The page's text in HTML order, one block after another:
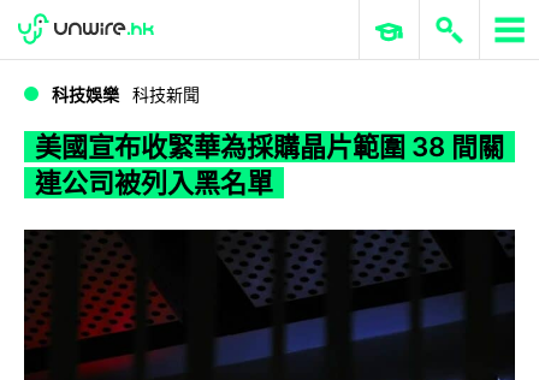
WWDC 2026 ERP 與商業 AI
科技娛樂 科技新聞
美國宣布收緊華為採購晶片範圍 38 間關
連公司被列入黑名單